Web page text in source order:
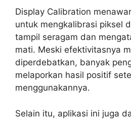
Display Calibration
untuk mengkalibrasi piksel
tampil seragam dan
mati. Meski efektivitasnya
diperdebatkan, banyak
melaporkan hasil positif
menggunakannya.
Selain itu, aplikasi ini juga